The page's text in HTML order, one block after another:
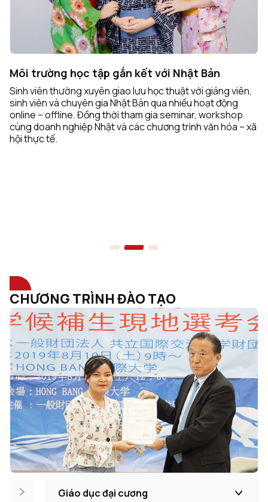
Bản
với giảng viên,
hoạt động
workshop
văn hóa – xã
CHƯƠNG TRÌNH ĐÀO TẠO
Giáo dục đại cương